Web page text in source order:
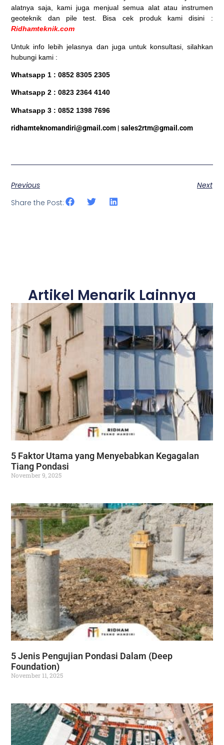
alatnya saja, kami juga menjual semua alat atau instrumen
geoteknik dan pile test. Bisa cek produk kami disini :
Ridhamteknik.com
Untuk info lebih jelasnya dan juga untuk konsultasi, silahkan
hubungi kami :
Whatsapp 1 : 0852 8305 2305
Whatsapp 2 : 0823 2364 4140
Whatsapp 3 : 0852 1398 7696
ridhamteknomandiri@gmail.com | sales2rtm@gmail.com
Previous
Next
Share the Post:
Artikel Menarik Lainnya
5 Faktor Utama yang Menyebabkan Kegagalan
Tiang Pondasi
November 9, 2025
5 Jenis Pengujian Pondasi Dalam (Deep
Foundation)
November 11, 2025